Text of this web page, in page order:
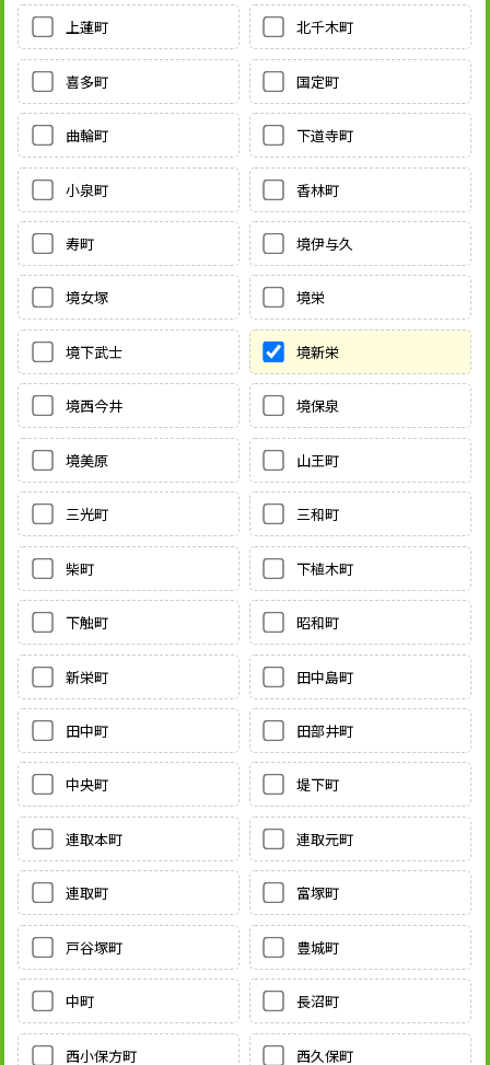
上蓮町 北千木町
喜多町 国定町
曲輪町 下道寺町
小泉町 香林町
寿町 境伊与久
境女塚 境栄
境下武士 境新栄
境西今井 境保泉
境美原 山王町
三光町 三和町
柴町 下植木町
下触町 昭和町
新栄町 田中島町
田中町 田部井町
中央町 堤下町
連取本町 連取元町
連取町 富塚町
戸谷塚町 豊城町
中町 長沼町
西小保方町 西久保町